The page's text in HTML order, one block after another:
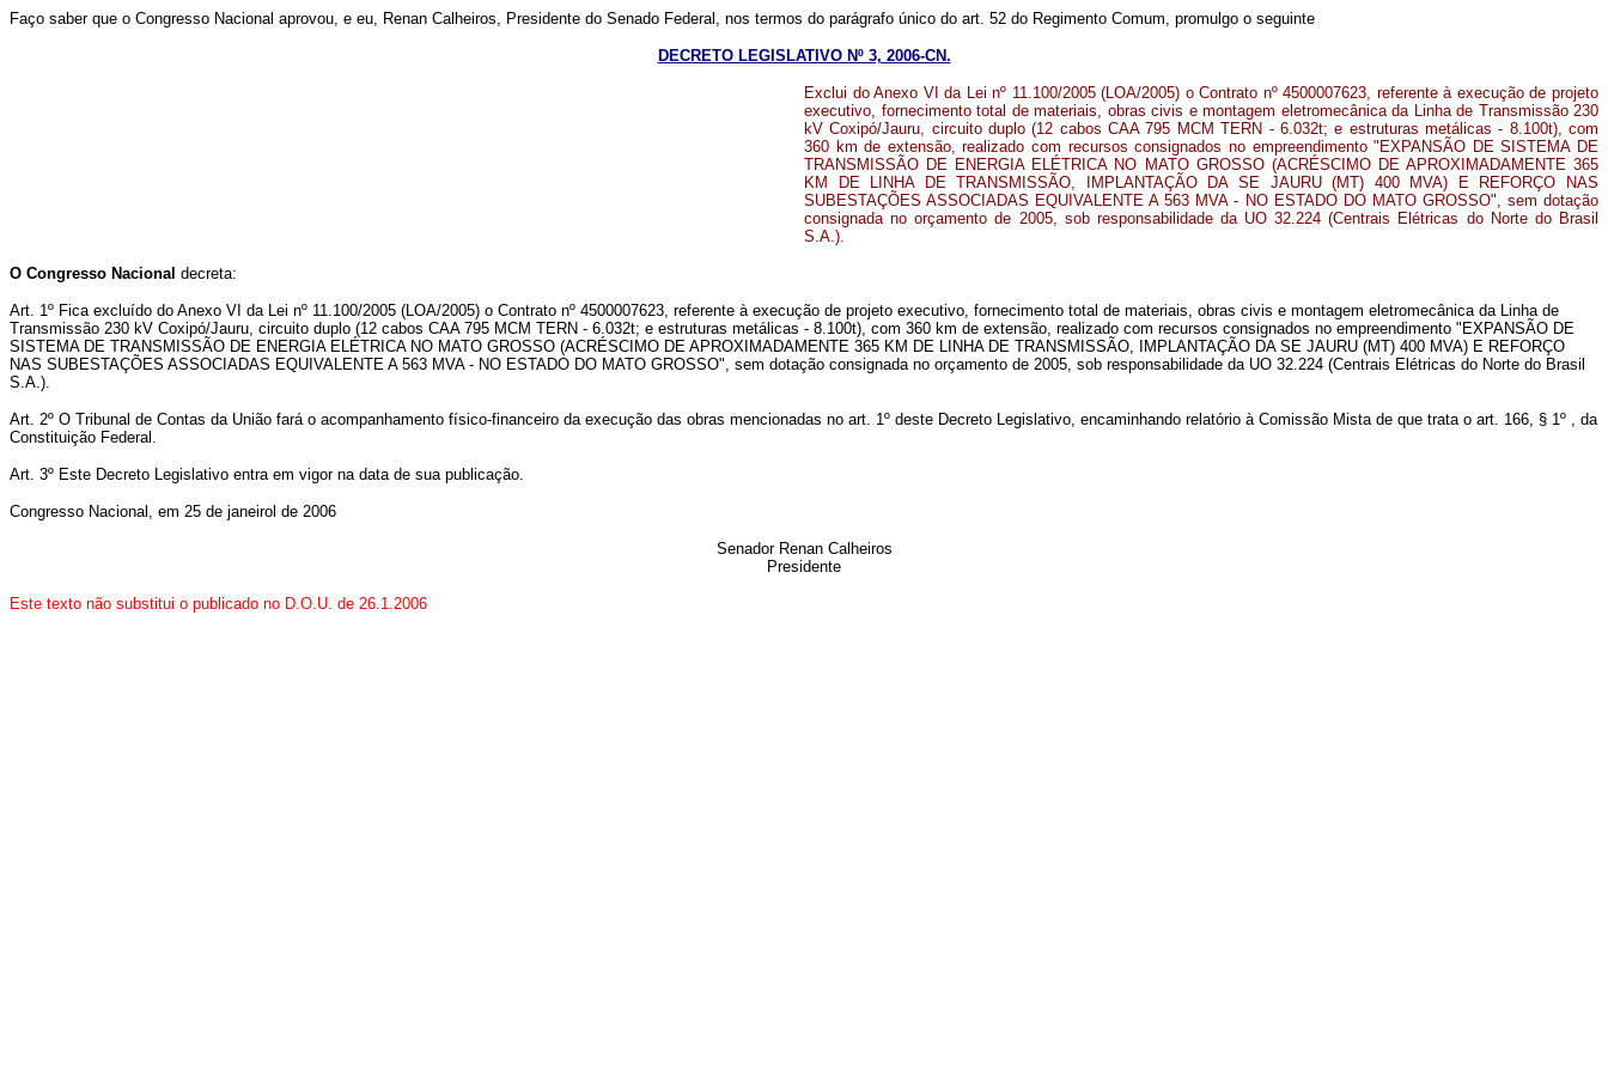
Faço saber que o Congresso Nacional aprovou, e eu, Renan Calheiros, Presidente do Senado Federal, nos termos do parágrafo único do art. 52 do Regimento Comum, promulgo o seguinte
DECRETO LEGISLATIVO Nº 3, 2006-CN.
Exclui do Anexo VI da Lei nº 11.100/2005 (LOA/2005) o Contrato nº 4500007623, referente à execução de projeto
executivo, fornecimento total de materiais, obras civis e montagem eletromecânica da Linha de Transmissão 230
kV Coxipó/Jauru, circuito duplo (12 cabos CAA 795 MCM TERN - 6.032t; e estruturas metálicas - 8.100t), com
360 km de extensão, realizado com recursos consignados no empreendimento "EXPANSÃO DE SISTEMA DE
TRANSMISSÃO DE ENERGIA ELÉTRICA NO MATO GROSSO (ACRÉSCIMO DE APROXIMADAMENTE 365
KM DE LINHA DE TRANSMISSÃO, IMPLANTAÇÃO DA SE JAURU (MT) 400 MVA) E REFORÇO NAS
SUBESTAÇÕES ASSOCIADAS EQUIVALENTE A 563 MVA - NO ESTADO DO MATO GROSSO", sem dotação
consignada no orçamento de 2005, sob responsabilidade da UO 32.224 (Centrais Elétricas do Norte do Brasil
S.A.).
O Congresso Nacional decreta:
Art. 1º Fica excluído do Anexo VI da Lei nº 11.100/2005 (LOA/2005) o Contrato nº 4500007623, referente à execução de projeto executivo, fornecimento total de materiais, obras civis e montagem eletromecânica da Linha de
Transmissão 230 kV Coxipó/Jauru, circuito duplo (12 cabos CAA 795 MCM TERN - 6.032t; e estruturas metálicas - 8.100t), com 360 km de extensão, realizado com recursos consignados no empreendimento "EXPANSÃO DE
SISTEMA DE TRANSMISSÃO DE ENERGIA ELÉTRICA NO MATO GROSSO (ACRÉSCIMO DE APROXIMADAMENTE 365 KM DE LINHA DE TRANSMISSÃO, IMPLANTAÇÃO DA SE JAURU (MT) 400 MVA) E REFORÇO
NAS SUBESTAÇÕES ASSOCIADAS EQUIVALENTE A 563 MVA - NO ESTADO DO MATO GROSSO", sem dotação consignada no orçamento de 2005, sob responsabilidade da UO 32.224 (Centrais Elétricas do Norte do Brasil
S.A.).
Art. 2º O Tribunal de Contas da União fará o acompanhamento físico-financeiro da execução das obras mencionadas no art. 1º deste Decreto Legislativo, encaminhando relatório à Comissão Mista de que trata o art. 166, § 1º , da
Constituição Federal.
Art. 3º Este Decreto Legislativo entra em vigor na data de sua publicação.
Congresso Nacional, em 25 de janeirol de 2006
Senador Renan Calheiros
Presidente
Este texto não substitui o publicado no D.O.U. de 26.1.2006